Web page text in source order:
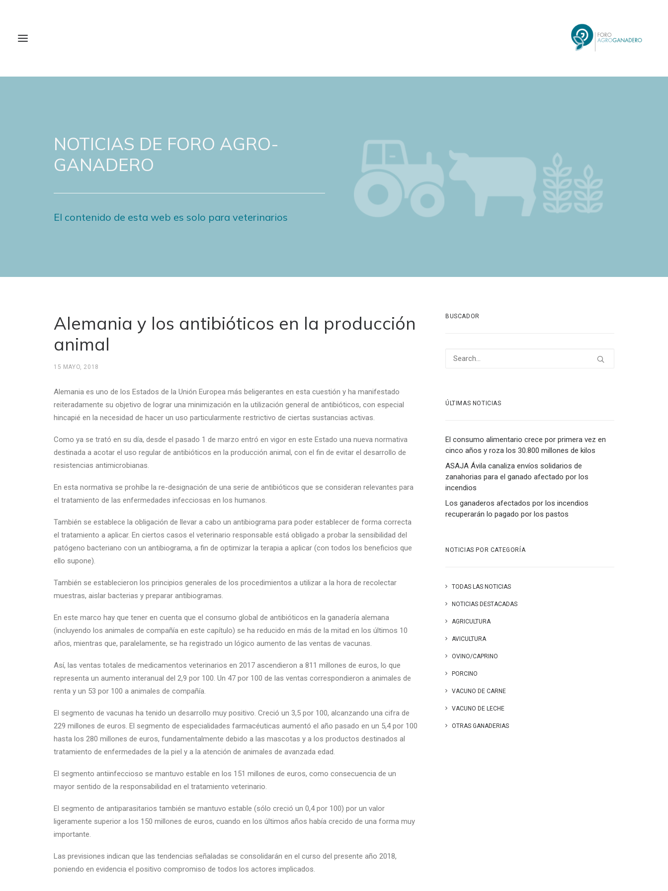
NOTICIAS DE FORO AGRO-
GANADERO
El contenido de esta web es solo para veterinarios
Alemania y los antibióticos en la producción
animal
15 MAYO, 2018
Alemania es uno de los Estados de la Unión Europea más beligerantes en esta cuestión y ha manifestado
reiteradamente su objetivo de lograr una minimización en la utilización general de antibióticos, con especial
hincapié en la necesidad de hacer un uso particularmente restrictivo de ciertas sustancias activas.
Como ya se trató en su día, desde el pasado 1 de marzo entró en vigor en este Estado una nueva normativa
destinada a acotar el uso regular de antibióticos en la producción animal, con el fin de evitar el desarrollo de
resistencias antimicrobianas.
En esta normativa se prohíbe la re-designación de una serie de antibióticos que se consideran relevantes para
el tratamiento de las enfermedades infecciosas en los humanos.
También se establece la obligación de llevar a cabo un antibiograma para poder establecer de forma correcta
el tratamiento a aplicar. En ciertos casos el veterinario responsable está obligado a probar la sensibilidad del
patógeno bacteriano con un antibiograma, a fin de optimizar la terapia a aplicar (con todos los beneficios que
ello supone).
También se establecieron los principios generales de los procedimientos a utilizar a la hora de recolectar
muestras, aislar bacterias y preparar antibiogramas.
En este marco hay que tener en cuenta que el consumo global de antibióticos en la ganadería alemana
(incluyendo los animales de compañía en este capítulo) se ha reducido en más de la mitad en los últimos 10
años, mientras que, paralelamente, se ha registrado un lógico aumento de las ventas de vacunas.
Así, las ventas totales de medicamentos veterinarios en 2017 ascendieron a 811 millones de euros, lo que
representa un aumento interanual del 2,9 por 100. Un 47 por 100 de las ventas correspondieron a animales de
renta y un 53 por 100 a animales de compañía.
El segmento de vacunas ha tenido un desarrollo muy positivo. Creció un 3,5 por 100, alcanzando una cifra de
229 millones de euros. El segmento de especialidades farmacéuticas aumentó el año pasado en un 5,4 por 100
hasta los 280 millones de euros, fundamentalmente debido a las mascotas y a los productos destinados al
tratamiento de enfermedades de la piel y a la atención de animales de avanzada edad.
El segmento antiinfeccioso se mantuvo estable en los 151 millones de euros, como consecuencia de un
mayor sentido de la responsabilidad en el tratamiento veterinario.
El segmento de antiparasitarios también se mantuvo estable (sólo creció un 0,4 por 100) por un valor
ligeramente superior a los 150 millones de euros, cuando en los últimos años había crecido de una forma muy
importante.
Las previsiones indican que las tendencias señaladas se consolidarán en el curso del presente año 2018,
poniendo en evidencia el positivo compromiso de todos los actores implicados.
BUSCADOR
ÚLTIMAS NOTICIAS
El consumo alimentario crece por primera vez en
cinco años y roza los 30.800 millones de kilos
ASAJA Ávila canaliza envíos solidarios de
zanahorias para el ganado afectado por los
incendios
Los ganaderos afectados por los incendios
recuperarán lo pagado por los pastos
NOTICIAS POR CATEGORÍA
TODAS LAS NOTICIAS
NOTICIAS DESTACADAS
AGRICULTURA
AVICULTURA
OVINO/CAPRINO
PORCINO
VACUNO DE CARNE
VACUNO DE LECHE
OTRAS GANADERIAS